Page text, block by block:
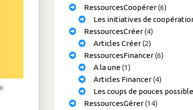
RessourcesCoopérer(6)
Les initiatives de
RessourcesCréer(4)
Articles Créer(2)
RessourcesFinancer(6)
A la une(1)
Articles Financer(4)
Les coups de pouces
RessourcesGérer(14)